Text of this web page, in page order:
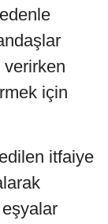
için
itfaiye